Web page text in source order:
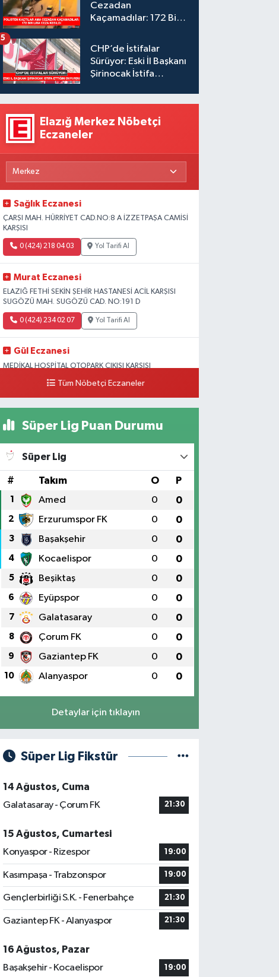
Cezadan
Kaçamadılar: 172 Bin
CHP’de İstifalar
Sürüyor: Eski İl Başkanı
Şirinocak İstifa
5
Elazığ Merkez Nöbetçi
Eczaneler
Sağlık Eczanesi
ÇARŞI MAH. HÜRRİYET CAD.NO:8 A İZZETPAŞA CAMİSİ
KARŞISI
0 (424) 218 04 03 Yol Tarifi Al
Murat Eczanesi
ELAZIĞ FETHİ SEKİN ŞEHİR HASTANESİ ACİL KARŞISI
SUGÖZÜ MAH. SUGÖZÜ CAD. NO:191 D
0 (424) 234 02 07 Yol Tarifi Al
Gül Eczanesi
MEDİKAL HOSPİTAL OTOPARK ÇIKIŞI KARŞISI
PARK HASTANESİ ARKASI OTOPARK ÇIKIŞI KARŞISI)
FIRAT ÜNÜVERSİTESİ HASTANESİNİN KARŞISI TRAFİK
IŞIKLARININ YANI Üniversite Mah.Yunus Emre Bulvarı
No:2 A
Tüm Nöbetçi Eczaneler
Süper Lig Puan Durumu
Süper Lig
# Takım O P
1 Amed 0 0
2 Erzurumspor FK 0 0
3 Başakşehir 0 0
4 Kocaelispor 0 0
5 Beşiktaş 0 0
6 Eyüpspor 0 0
7 Galatasaray 0 0
8 Çorum FK 0 0
9 Gaziantep FK 0 0
10 Alanyaspor 0 0
Detaylar için tıklayın
Süper Lig Fikstür
14 Ağustos, Cuma
Galatasaray - Çorum FK
21:30
15 Ağustos, Cumartesi
Konyaspor - Rizespor
19:00
Kasımpaşa - Trabzonspor 19:00
Gençlerbirliği S.K. - Fenerbahçe 21:30
Gaziantep FK - Alanyaspor 21:30
16 Ağustos, Pazar
Başakşehir - Kocaelispor
19:00